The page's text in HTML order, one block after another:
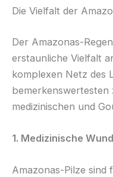
Die Vielfalt der
Der Amazonas-
erstaunliche Vielfalt
komplexen Netz des
bemerkenswertesten
medizinischen und
1. Medizinische
Amazonas-Pilze